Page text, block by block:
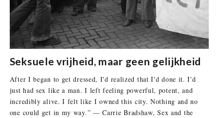
Seksuele vrijheid, maar geen gelijkheid
After I began to get dressed, I'd realized that I'd done it. I'd
just had sex like a man. I left feeling powerful, potent, and
incredibly alive. I felt like I owned this city. Nothing and no
one could get in my way.” — Carrie Bradshaw, Sex and the